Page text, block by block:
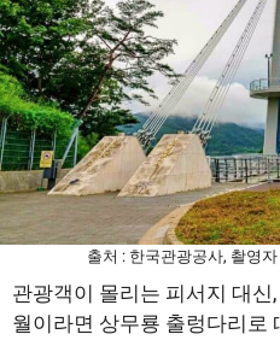
출처 : 한국관광공사, 촬영
관광객이 몰리는 피서지 대
월이라면 상무룡 출렁다리로